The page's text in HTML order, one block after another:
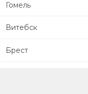
Гомель
Витебск
Брест